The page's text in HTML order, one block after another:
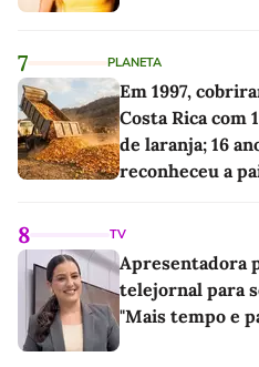
7 PLANETA
Em 1997,
Costa Rica com
de laranja; 16
reconheceu a
8 TV
Apresentadora
telejornal para
"Mais tempo e